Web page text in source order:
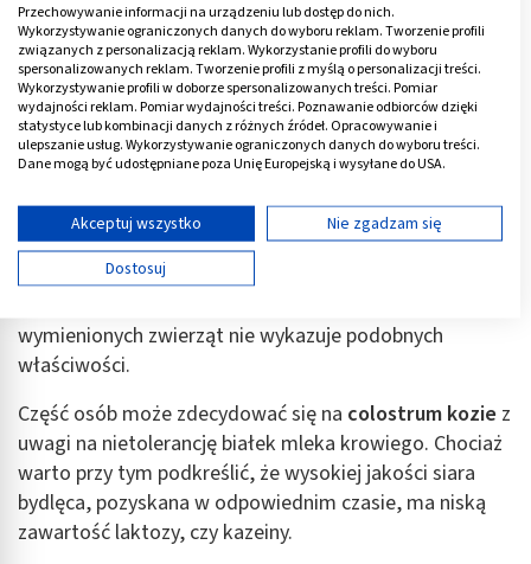
Rodzaje colostrum dla dorosłych
pierwszej kolejności trafimy na podział preparatów na
siarę krowią, kozią czy owczą. Najbardziej popularne i
zbliżone do ludzkiego młodziwa jest
wymienionych zwierząt nie wykazuje podobnych
właściwości.
Część osób może zdecydować się na colostrum kozie z
uwagi na nietolerancję białek mleka krowiego. Chociaż
warto przy tym podkreślić, że wysokiej jakości siara
bydlęca, pozyskana w odpowiednim czasie, ma niską
zawartość laktozy, czy kazeiny.
Przechowywanie informacji na urządzeniu lub dostęp do nich.
Wykorzystywanie ograniczonych danych do wyboru reklam. Tworzenie profili
związanych z personalizacją reklam. Wykorzystanie profili do wyboru
spersonalizowanych reklam. Tworzenie profili z myślą o personalizacji treści.
Wykorzystywanie profili w doborze spersonalizowanych treści. Pomiar
wydajności reklam. Pomiar wydajności treści. Poznawanie odbiorców dzięki
statystyce lub kombinacji danych z różnych źródeł. Opracowywanie i
ulepszanie usług. Wykorzystywanie ograniczonych danych do wyboru treści.
Dane mogą być udostępniane poza Unię Europejską i wysyłane do USA.
Wyświetl listę partnerów (11 dostawców IAB)
Używamy Twoich danych w następujących celach:
Cele przetwarzania IAB:
dostęp do nich
wyboru reklam
Tworzenie profili w celu spersonalizowanych
reklam
Wykorzystanie profili do wyboru
spersonalizowanych reklam
Akceptuj wszystko
Nie zgadzam się
Dostosuj